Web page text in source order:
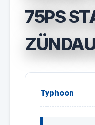
75PS
Typhoon